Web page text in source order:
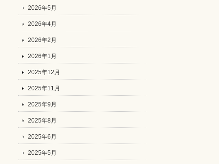
2026年5月
2026年4月
2026年2月
2026年1月
2025年12月
2025年11月
2025年9月
2025年8月
2025年6月
2025年5月